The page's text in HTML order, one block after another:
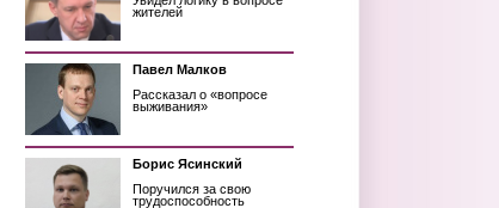
жителей
Павел Малков
Рассказал о «вопросе
выживания»
Борис Ясинский
Поручился за свою
трудоспособность